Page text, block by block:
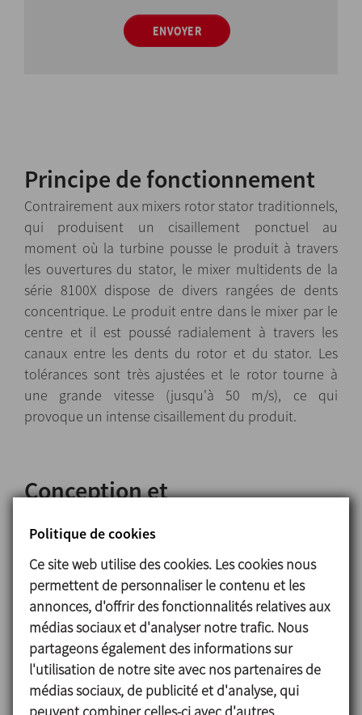
ENVOYER
Principe de fonctionnement
Contrairement aux mixers rotor stator traditionnels,
qui produisent un cisaillement ponctuel au
moment où la turbine pousse le produit à travers
les ouvertures du stator, le mixer multidents de la
série 8100X dispose de divers rangées de dents
concentrique. Le produit entre dans le mixer par le
centre et il est poussé radialement à travers les
canaux entre les dents du rotor et du stator. Les
tolérances sont très ajustées et le rotor tourne à
une grande vitesse (jusqu'à 50 m/s), ce qui
provoque un intense cisaillement du produit.
Conception et
Haut pouvoir de cisaillement, réduction de taille de
particule
jusqu'à niveaux inférieurs à 10 micron.
Vitesse de travail jusqu'à 50 m/s
Système d'étanchéité par garniture mécanique
sanitaire simple réfrigérée.
Possibilité de différentes tolérances d'adaptation
entre le rotor et le stator.
Possibilité de nettoyage NEP sans démonter le
Politique de cookies
Ce site web utilise des cookies. Les cookies nous
permettent de personnaliser le contenu et les
annonces, d'offrir des fonctionnalités relatives aux
médias sociaux et d'analyser notre trafic. Nous
partageons également des informations sur
l'utilisation de notre site avec nos partenaires de
médias sociaux, de publicité et d'analyse, qui
peuvent combiner celles-ci avec d'autres